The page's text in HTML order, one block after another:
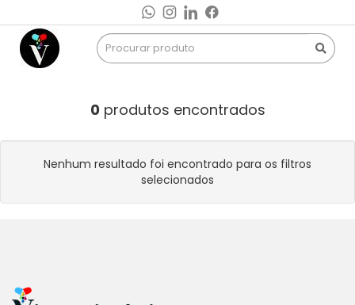
0 produtos encontrados
Nenhum resultado foi encontrado para os filtros
selecionados